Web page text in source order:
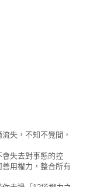
失，不知不覺間，
會失去對事態的控
用權力，整合所有